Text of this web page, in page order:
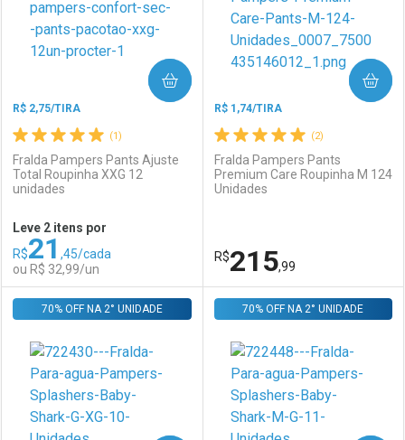
Comprar sem Desconto
Por R$ 57,99/cada
Comprar sem Desconto
Por R$ 57,99/cada
Comprar sem Desconto
Por R$ 32,99/cada
Por R$ 32,99/cada
(1)
R$ 2,75/TIRA
Fralda Pampers Pants Ajuste
Total Roupinha XXG 12
unidades
Leve 2 itens por
R$21 ,45/cada
ou R$ 32,99/un
COMPRAR
FECHAR
Laboratório
FECHAR
Por Menos
(2)
R$ 1,74/TIRA
Fralda Pampers Pants
Premium Care Roupinha M 124
Unidades
R$215,99
COMPRAR
Laboratório
Por Menos
70% OFF NA 2° UNIDADE 70% OFF NA 2° UNIDADE